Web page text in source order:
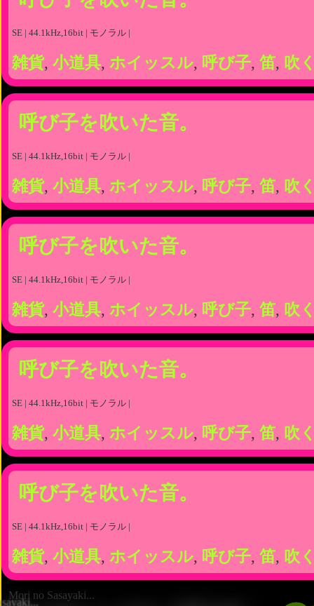
SE | 44.1kHz,16bit | モノラル |
雑貨, 小道具, ホイッスル, 呼び子, 笛, 吹
呼び子を吹いた音。
SE | 44.1kHz,16bit | モノラル |
雑貨, 小道具, ホイッスル, 呼び子, 笛, 吹
呼び子を吹いた音。
SE | 44.1kHz,16bit | モノラル |
雑貨, 小道具, ホイッスル, 呼び子, 笛, 吹
呼び子を吹いた音。
SE | 44.1kHz,16bit | モノラル |
雑貨, 小道具, ホイッスル, 呼び子, 笛, 吹
呼び子を吹いた音。
SE | 44.1kHz,16bit | モノラル |
雑貨, 小道具, ホイッスル, 呼び子, 笛, 吹
Mori no Sasayaki...